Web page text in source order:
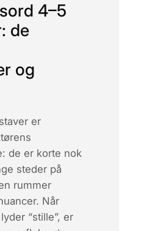
4–5
de
og
er
de er korte nok
steder på
rummer
Når
“stille”, er